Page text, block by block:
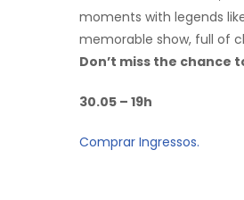
moments with legends
memorable show, full of
Don’t miss the
30.05 – 19h
Comprar Ingressos.